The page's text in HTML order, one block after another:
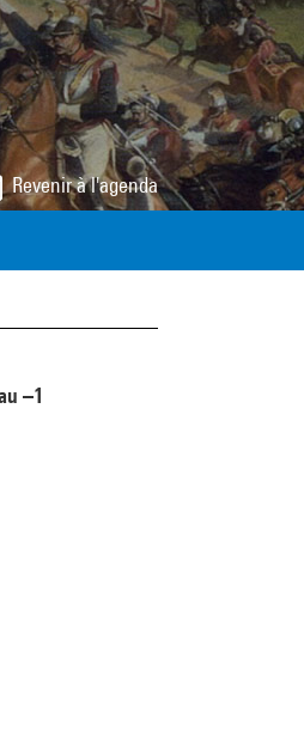
Revenir à l'agenda
–1